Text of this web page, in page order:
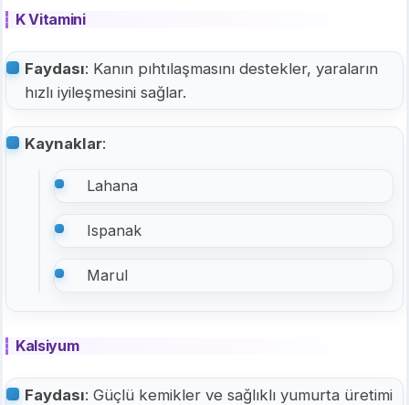
K Vitamini
Faydası: Kanın pıhtılaşmasını destekler, yaraların
hızlı iyileşmesini sağlar.
Kaynaklar:
Lahana
Ispanak
Marul
Kalsiyum
Faydası: Güçlü kemikler ve sağlıklı yumurta üretimi